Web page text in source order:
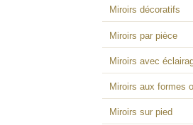
Miroirs décoratifs
Miroirs par pièce
Miroirs avec
Miroirs aux formes
Miroirs sur pied